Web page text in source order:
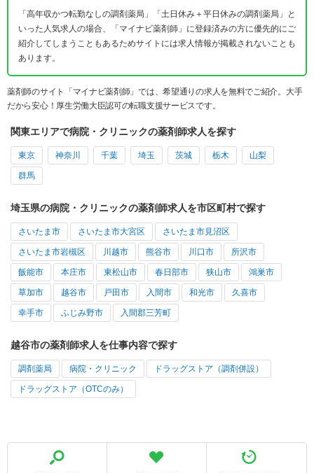
「高年収かつ転勤なしの調剤薬局」「土日休み＋平日休みの調剤薬局」と
いった人気求人の場合、「マイナビ薬剤師」に登録済みの方に優先的にご
紹介してしまうこともあるためサイトには求人情報が掲載されないことも
あります。
薬剤師のサイト「マイナビ薬剤師」では、希望通りの求人を無料でご紹介。大手
だから安心！厚生労働大臣認可の転職支援サービスです。
関東エリアで病院・クリニックの薬剤師求人を探す
東京 神奈川 千葉 埼玉 茨城 栃木 山梨
群馬
埼玉県の病院・クリニックの薬剤師求人を市区町村で探す
さいたま市 さいたま市大宮区 さいたま市見沼区
さいたま市岩槻区 川越市 熊谷市 川口市 所沢市
飯能市 本庄市 東松山市 春日部市 狭山市 鴻巣市
草加市 越谷市 戸田市 入間市 和光市 久喜市
幸手市 ふじみ野市 入間郡三芳町
越谷市の薬剤師求人を仕事内容で探す
調剤薬局 病院・クリニック ドラッグストア（調剤併設）
ドラッグストア（OTCのみ）